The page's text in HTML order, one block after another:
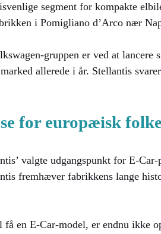
segment for kompakte
i Pomigliano d’Arco nær
gruppen er ved at
allerede i år. Stellantis
for europæisk
valgte udgangspunkt for E-
fremhæver fabrikkens lange
en E-Car-model, er endnu ikke